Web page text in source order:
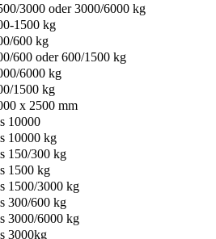
3000 oder 3000/6000 kg
1500 kg
600 kg
600 oder 600/1500 kg
6000 kg
1500 kg
x 2500 mm
10000
10000 kg
150/300 kg
1500 kg
1500/3000 kg
300/600 kg
3000/6000 kg
3000kg